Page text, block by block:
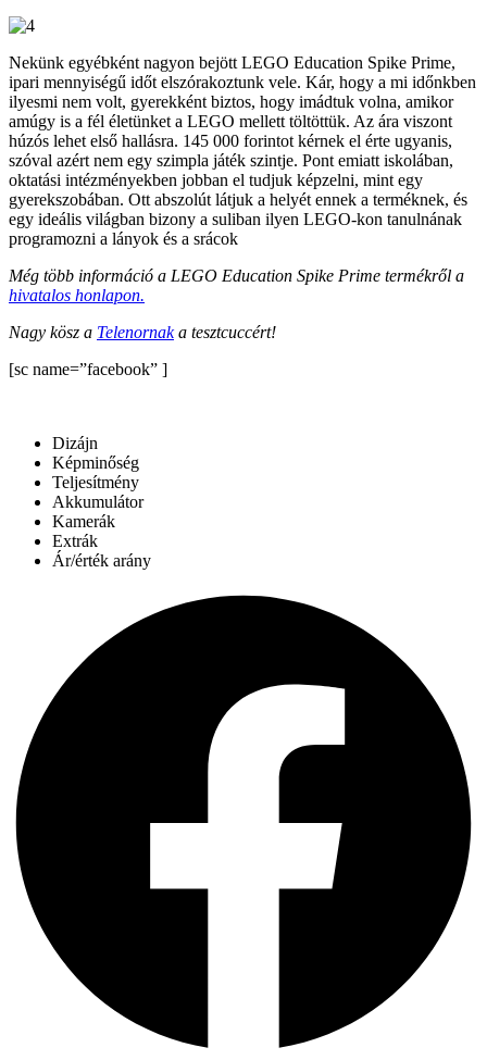
Nekünk egyébként nagyon bejött LEGO Education Spike Prime,
ipari mennyiségű időt elszórakoztunk vele. Kár, hogy a mi időnkben
ilyesmi nem volt, gyerekként biztos, hogy imádtuk volna, amikor
amúgy is a fél életünket a LEGO mellett töltöttük. Az ára viszont
húzós lehet első hallásra. 145 000 forintot kérnek el érte ugyanis,
szóval azért nem egy szimpla játék szintje. Pont emiatt iskolában,
oktatási intézményekben jobban el tudjuk képzelni, mint egy
gyerekszobában. Ott abszolút látjuk a helyét ennek a terméknek, és
egy ideális világban bizony a suliban ilyen LEGO-kon tanulnának
programozni a lányok és a srácok
Még több információ a LEGO Education Spike Prime termékről a
hivatalos honlapon.
Nagy kösz a Telenornaka tesztcuccért!
[sc name=”facebook” ]
Dizájn
Képminőség
Teljesítmény
Akkumulátor
Kamerák
Extrák
Ár/érték arány